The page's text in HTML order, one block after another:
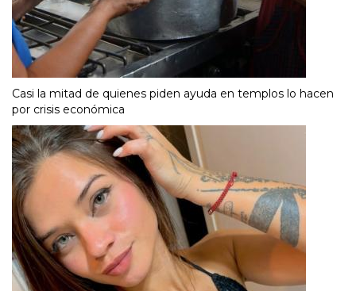
Casi la mitad de quienes piden ayuda en templos lo hacen
por crisis económica